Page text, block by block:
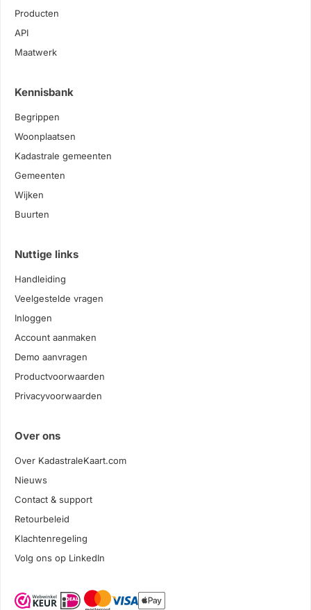
Producten
API
Maatwerk
Kennisbank
Begrippen
Woonplaatsen
Kadastrale gemeenten
Gemeenten
Wijken
Buurten
Nuttige links
Handleiding
Veelgestelde vragen
Inloggen
Account aanmaken
Demo aanvragen
Productvoorwaarden
Privacyvoorwaarden
Over ons
Over KadastraleKaart.com
Nieuws
Contact & support
Retourbeleid
Klachtenregeling
Volg ons op LinkedIn